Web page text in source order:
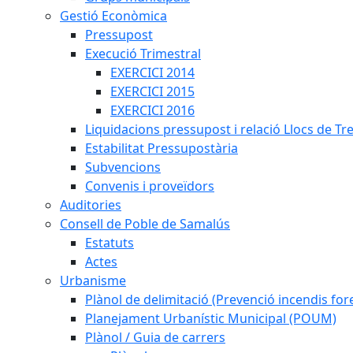
Gestió Econòmica
Pressupost
Execució Trimestral
EXERCICI 2014
EXERCICI 2015
EXERCICI 2016
Liquidacions pressupost i relació Llocs de
Estabilitat Pressupostària
Subvencions
Convenis i proveïdors
Auditories
Consell de Poble de Samalús
Estatuts
Actes
Urbanisme
Plànol de delimitació (Prevenció incendis
Planejament Urbanístic Municipal (POUM)
Plànol / Guia de carrers